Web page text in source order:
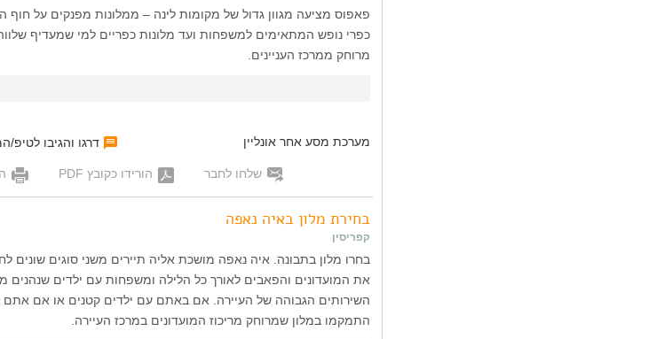
פאפוס מציעה מגוון גדול של מקומות לינה – ממלונות מפנקים על
כפרי נופש המתאימים למשפחות ועד מלונות כפריים למי שמעדיף
מרוחק ממרכז העניינים.
מערכת מסע אחר אונליין דרגו והגיבו לטיפ/
שלחו לחבר הורידו כקובץ PDF
בחירת מלון באיה נאפה
קפריסין
בחרו מלון בתבונה. איה נאפה מושכת אליה תיירים משני סוגים שונים
את המועדונים והפאבים לאורך כל הלילה ומשפחות עם ילדים שנהנים
השירותים הגבוהה של העיירה. אם באתם עם ילדים קטנים או אם אתם
התמקמו במלון שמרוחק מריכוז המועדונים במרכז העיירה.